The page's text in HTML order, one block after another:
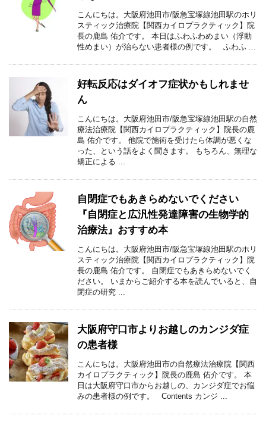
こんにちは。大阪府池田市/阪急宝塚線池田駅のホリ
スティック治療院【関西カイロプラクティック】院
長の鹿島 佑介です。 本日はふわふわめまい（浮動
性めまい）が治らない患者様の例です。 ふわふ ...
好転反応はダイオフ症状かもしれませ
ん
こんにちは。大阪府池田市/阪急宝塚線池田駅の自然
療法治療院【関西カイロプラクティック】院長の鹿
島 佑介です。 他院で施術を受けたら体調が悪くな
った、という話をよく聞きます。 もちろん、無理な
矯正による ...
自閉症でもあきらめないでください
『自閉症と広汎性発達障害の生物学的
治療法』おすすめ本
こんにちは。大阪府池田市/阪急宝塚線池田駅のホリ
スティック治療院【関西カイロプラクティック】院
長の鹿島 佑介です。 自閉症でもあきらめないでく
ださい。 いまからご紹介する本を読んでいると、自
閉症の研究 ...
大阪府守口市よりお越しのカンジダ症
の患者様
こんにちは。大阪府池田市の自然療法治療院【関西
カイロプラクティック】院長の鹿島 佑介です。 本
日は大阪府守口市からお越しの、カンジダ症でお悩
みの患者様の例です。 Contents カンジ ...